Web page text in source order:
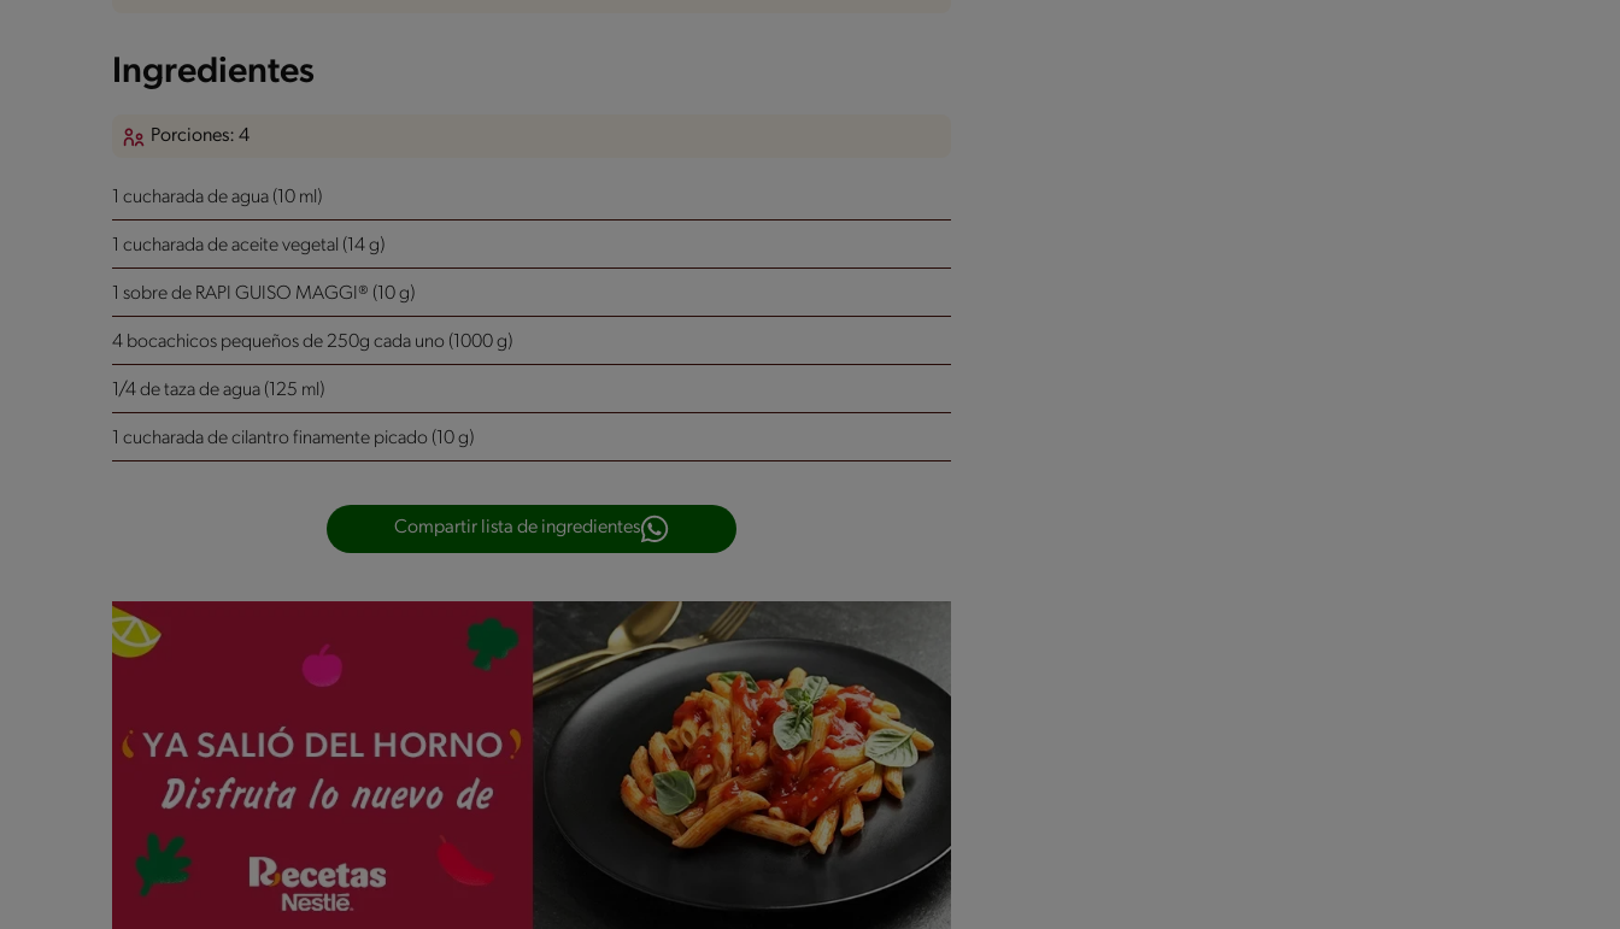
Ingredientes
Porciones: 4
1 cucharada de agua (10 ml)
1 cucharada de aceite vegetal (14 g)
1 sobre de RAPI GUISO MAGGI® (10 g)
4 bocachicos pequeños de 250g cada uno (1000 g)
1/4 de taza de agua (125 ml)
1 cucharada de cilantro finamente picado (10 g)
Compartir lista de ingredientes